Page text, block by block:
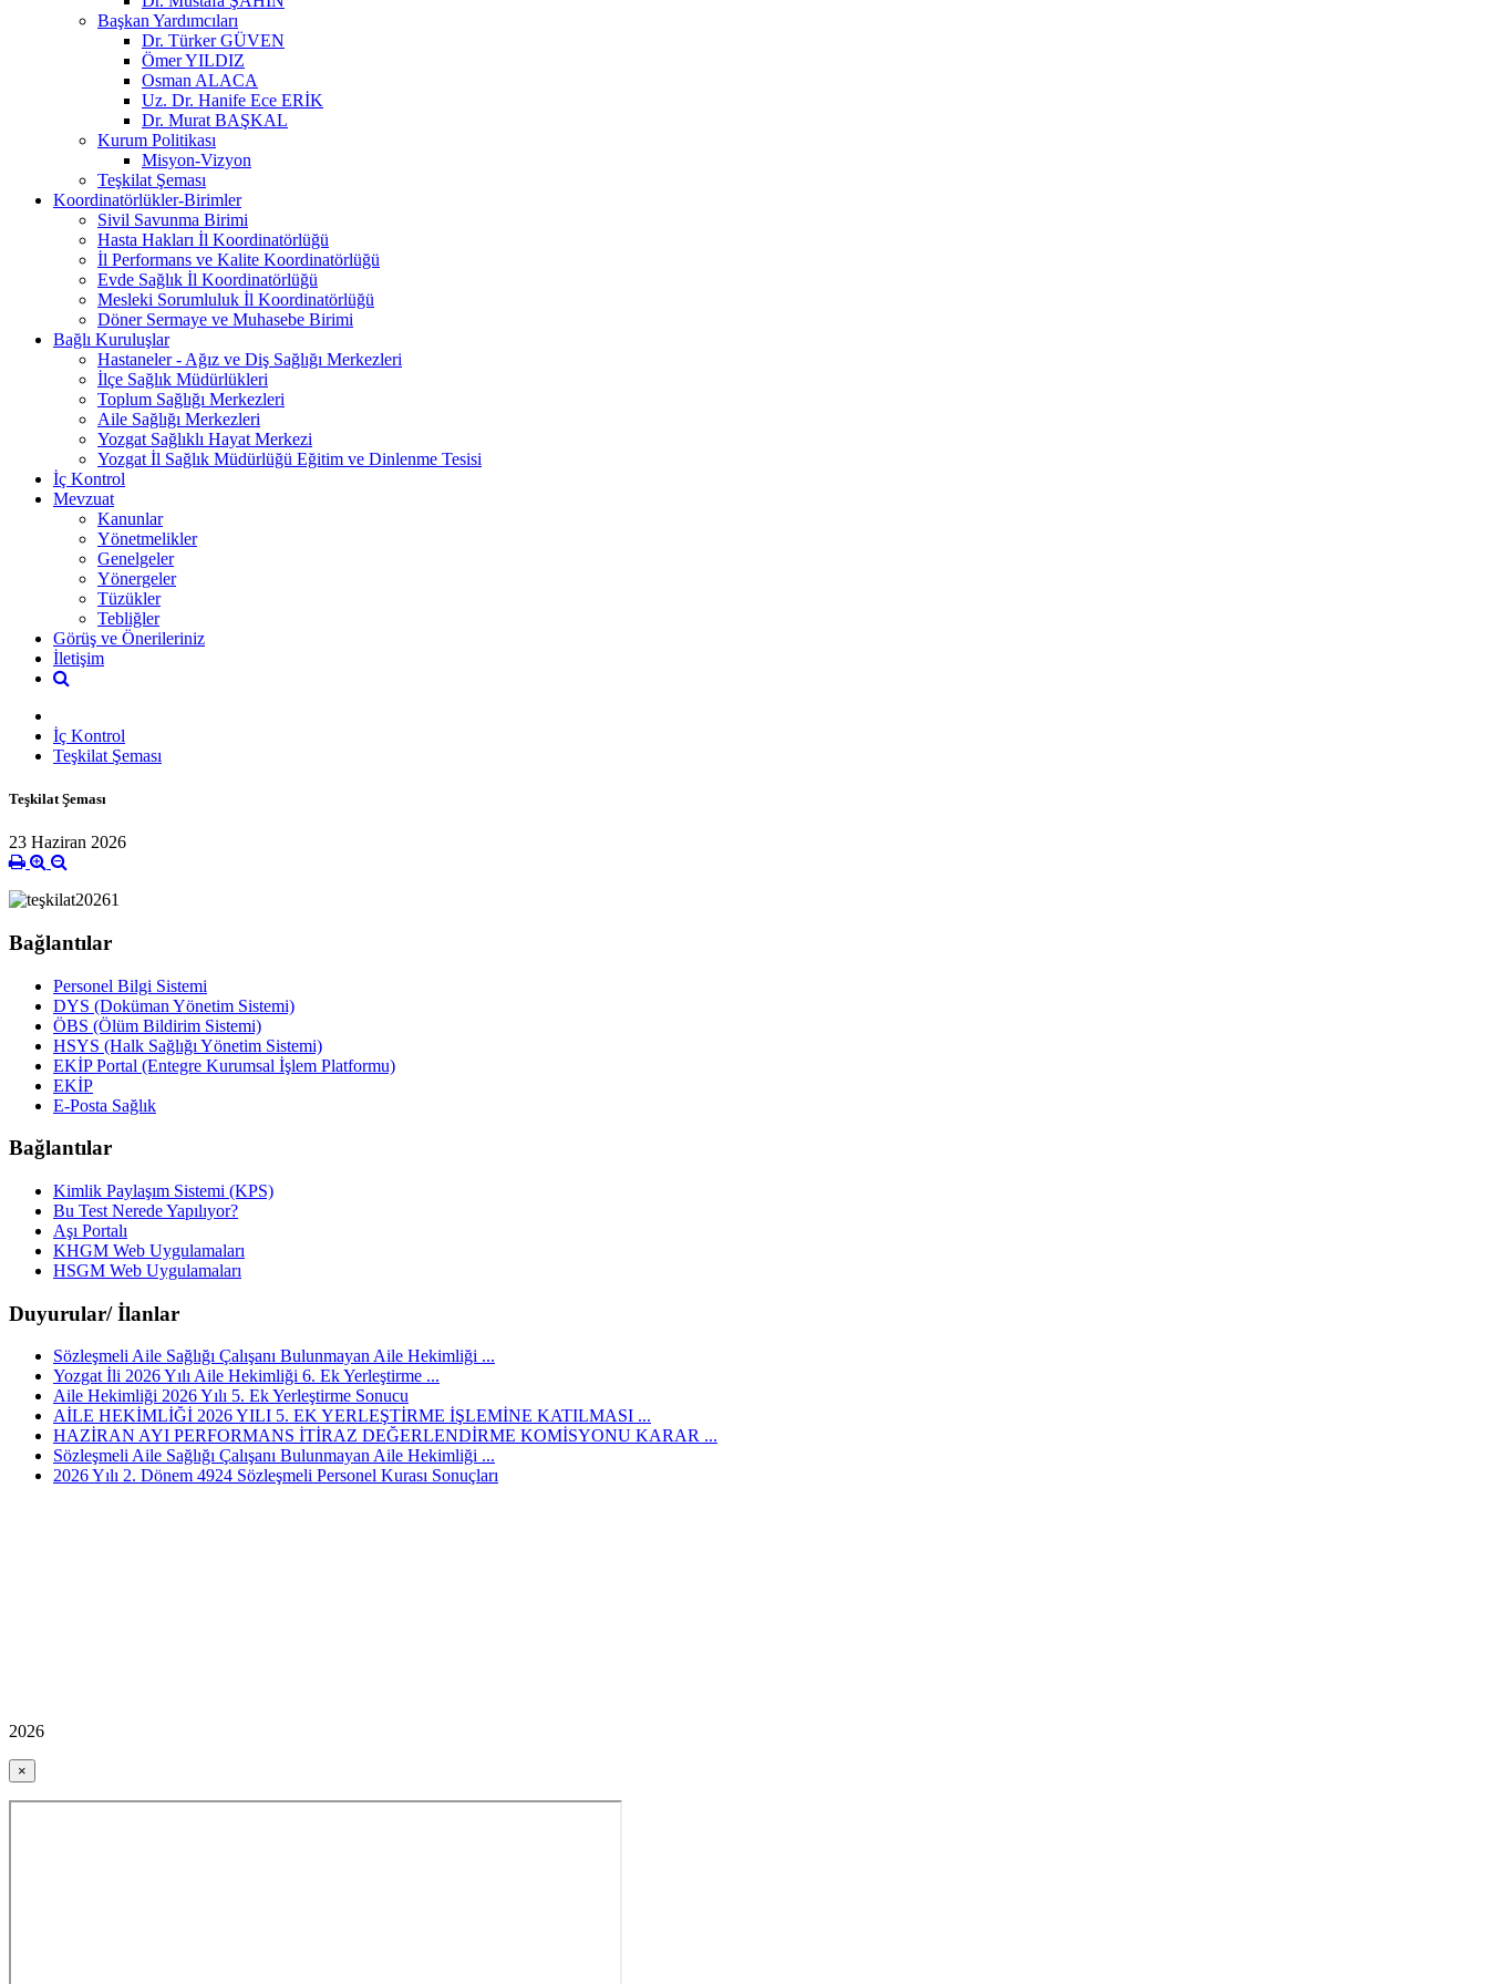
Başkan Yardımcıları
Dr. Türker GÜVEN
Ömer YILDIZ
Osman ALACA
Uz. Dr. Hanife Ece ERİK
Dr. Murat BAŞKAL
Kurum Politikası
Misyon-Vizyon
Teşkilat Şeması
Koordinatörlükler-Birimler
Sivil Savunma Birimi
Hasta Hakları İl Koordinatörlüğü
İl Performans ve Kalite Koordinatörlüğü
Evde Sağlık İl Koordinatörlüğü
Mesleki Sorumluluk İl Koordinatörlüğü
Döner Sermaye ve Muhasebe Birimi
Bağlı Kuruluşlar
Hastaneler - Ağız ve Diş Sağlığı Merkezleri
İlçe Sağlık Müdürlükleri
Toplum Sağlığı Merkezleri
Aile Sağlığı Merkezleri
Yozgat Sağlıklı Hayat Merkezi
Yozgat İl Sağlık Müdürlüğü Eğitim ve Dinlenme Tesisi
İç Kontrol
Mevzuat
Kanunlar
Yönetmelikler
Genelgeler
Yönergeler
Tüzükler
Tebliğler
Görüş ve Önerileriniz
İletişim
İç Kontrol
Teşkilat Şeması
Teşkilat Şeması
23 Haziran 2026
Bağlantılar
Personel Bilgi Sistemi
DYS (Doküman Yönetim Sistemi)
ÖBS (Ölüm Bildirim Sistemi)
HSYS (Halk Sağlığı Yönetim Sistemi)
EKİP Portal (Entegre Kurumsal İşlem Platformu)
EKİP
E-Posta Sağlık
Bağlantılar
Kimlik Paylaşım Sistemi (KPS)
Bu Test Nerede Yapılıyor?
Aşı Portalı
KHGM Web Uygulamaları
HSGM Web Uygulamaları
Duyurular/ İlanlar
Sözleşmeli Aile Sağlığı Çalışanı Bulunmayan Aile Hekimliği ...
Yozgat İli 2026 Yılı Aile Hekimliği 6. Ek Yerleştirme ...
Aile Hekimliği 2026 Yılı 5. Ek Yerleştirme Sonucu
AİLE HEKİMLİĞİ 2026 YILI 5. EK YERLEŞTİRME İŞLEMİNE KATILMASI ...
HAZİRAN AYI PERFORMANS İTİRAZ DEĞERLENDİRME KOMİSYONU KARAR ...
Sözleşmeli Aile Sağlığı Çalışanı Bulunmayan Aile Hekimliği ...
2026 Yılı 2. Dönem 4924 Sözleşmeli Personel Kurası Sonuçları
2026
×